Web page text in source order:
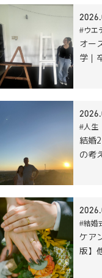
#ウエ
オー
学｜
#人生
結婚
の考
#結婚
ケア
版】